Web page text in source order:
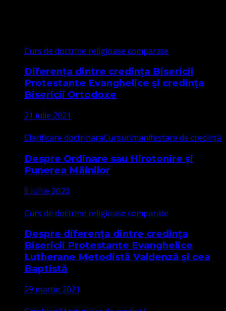
Curs de doctrine religioase comparate
Diferența dintre credința Bisericii
Protestante Evanghelice și credința
Bisericii Ortodoxe
21 iulie 2021
Clarificare doctrinaraCursurimanifestare de credință
Despre Ordinare sau Hirotonire și
Punerea Mâinilor
5 iunie 2020
Curs de doctrine religioase comparate
Despre diferența dintre credința
Bisericii Protestante Evanghelice
Lutherane Metodistă Valdenză și cea
Baptistă
29 martie 2021